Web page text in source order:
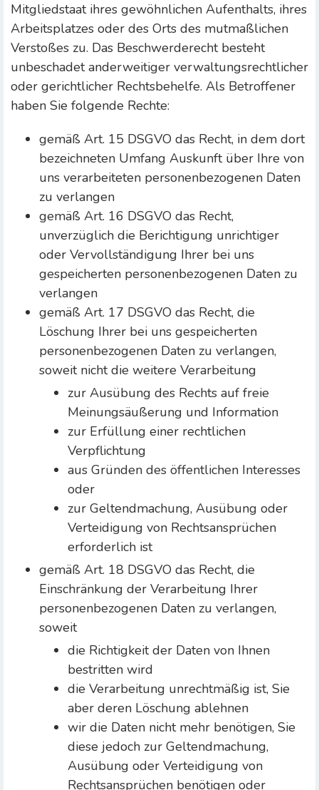
Mitgliedstaat ihres gewöhnlichen Aufenthalts, ihres
Arbeitsplatzes oder des Orts des mutmaßlichen
Verstoßes zu. Das Beschwerderecht besteht
unbeschadet anderweitiger verwaltungsrechtlicher
oder gerichtlicher Rechtsbehelfe. Als Betroffener
haben Sie folgende Rechte:
gemäß Art. 15 DSGVO das Recht, in dem dort
bezeichneten Umfang Auskunft über Ihre von
uns verarbeiteten personenbezogenen Daten
zu verlangen
gemäß Art. 16 DSGVO das Recht,
unverzüglich die Berichtigung unrichtiger
oder Vervollständigung Ihrer bei uns
gespeicherten personenbezogenen Daten zu
verlangen
gemäß Art. 17 DSGVO das Recht, die
Löschung Ihrer bei uns gespeicherten
personenbezogenen Daten zu verlangen,
soweit nicht die weitere Verarbeitung
zur Ausübung des Rechts auf freie
Meinungsäußerung und Information
zur Erfüllung einer rechtlichen
Verpflichtung
aus Gründen des öffentlichen Interesses
oder
zur Geltendmachung, Ausübung oder
Verteidigung von Rechtsansprüchen
erforderlich ist
gemäß Art. 18 DSGVO das Recht, die
Einschränkung der Verarbeitung Ihrer
personenbezogenen Daten zu verlangen,
soweit
die Richtigkeit der Daten von Ihnen
bestritten wird
die Verarbeitung unrechtmäßig ist, Sie
aber deren Löschung ablehnen
wir die Daten nicht mehr benötigen, Sie
diese jedoch zur Geltendmachung,
Ausübung oder Verteidigung von
Rechtsansprüchen benötigen oder